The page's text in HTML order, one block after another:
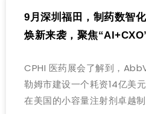
9月深圳福田，制药数智
焕新来袭，聚焦
CPHI 医药展会了解到，
勒姆市建设一个耗资14亿美
在美国的小容量注射剂卓越制